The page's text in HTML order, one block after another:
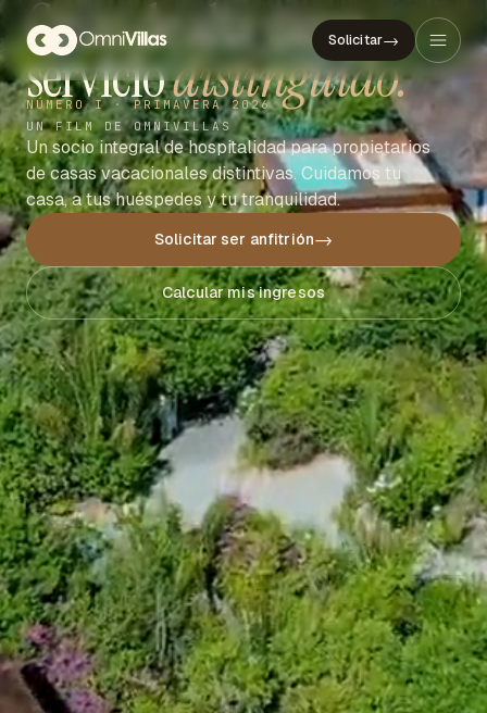
Solicitar→
NÚMERO I · PRIMAVERA 2026
UN FILM DE OMNIVILLAS
Casas de alta gama,
serviciodistinguido.
Un socio integral de hospitalidad para propietarios
de casas vacacionales distintivas. Cuidamos tu
casa, a tus huéspedes y tu tranquilidad.
Solicitar ser anfitrión→
Calcular mis ingresos